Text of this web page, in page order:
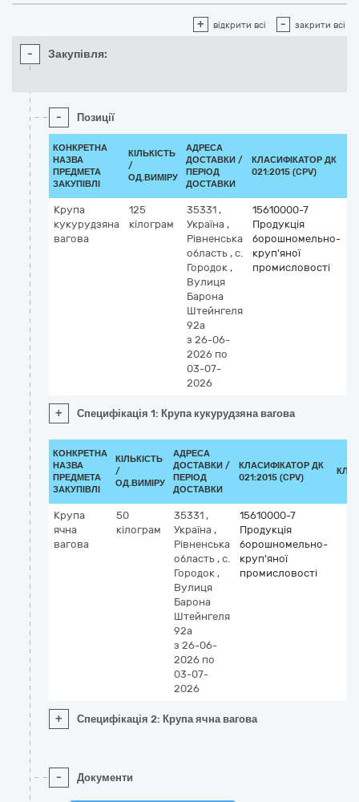
+ відкрити всі - закрити всі
- Закупівля:
- Позиції
КОНКРЕТНА
НАЗВА
ПРЕДМЕТА
ЗАКУПІВЛІ
КІЛЬКІСТЬ
/
ОД.ВИМІРУ
АДРЕСА
ДОСТАВКИ /
ПЕРІОД
ДОСТАВКИ
КЛАСИФІКАТОР ДК
021:2015 (CPV)
Крупа
кукурудзяна
вагова
125
кілограм
35331 ,
Україна ,
Рівненська
область , с.
Городок ,
Вулиця
Барона
Штейнгеля
92а
з 26-06-
2026 по
03-07-
2026
15610000-7
Продукція
борошномельно-
круп'яної
промисловості
+ Специфікація 1: Крупа кукурудзяна вагова
КОНКРЕТНА
НАЗВА
ПРЕДМЕТА
ЗАКУПІВЛІ
КІЛЬКІСТЬ
/
ОД.ВИМІРУ
АДРЕСА
ДОСТАВКИ /
ПЕРІОД
ДОСТАВКИ
КЛАСИФІКАТОР ДК
021:2015 (CPV)
Крупа
ячна
вагова
50
кілограм
35331 ,
Україна ,
Рівненська
область , с.
Городок ,
Вулиця
Барона
Штейнгеля
92а
з 26-06-
2026 по
03-07-
2026
15610000-7
Продукція
борошномельно-
круп'яної
промисловості
+ Специфікація 2: Крупа ячна вагова
- Документи